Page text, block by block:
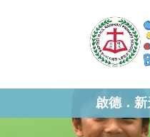
啟德．新